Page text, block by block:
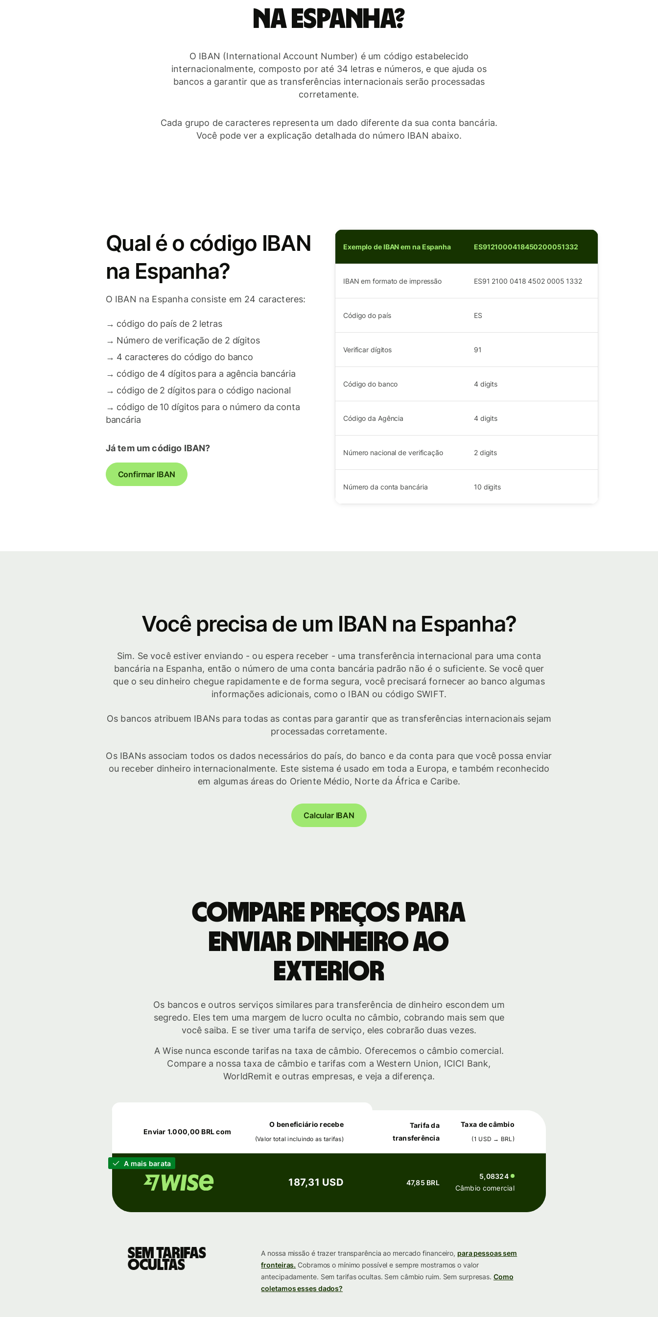
na Espanha?
O IBAN (International Account Number) é um código estabelecido
internacionalmente, composto por até 34 letras e números, e que ajuda os
bancos a garantir que as transferências internacionais serão processadas
corretamente.
Cada grupo de caracteres representa um dado diferente da sua conta bancária.
Você pode ver a explicação detalhada do número IBAN abaixo.
Qual é o código IBAN
na Espanha?
O IBAN na Espanha consiste em 24 caracteres:
→ código do país de 2 letras
→ Número de verificação de 2 dígitos
→ 4 caracteres do código do banco
→ código de 4 dígitos para a agência bancária
→ código de 2 dígitos para o código nacional
→ código de 10 dígitos para o número da conta
bancária
Já tem um código IBAN?
Confirmar IBAN
Exemplo de IBAN em na Espanha ES9121000418450200051332
IBAN em formato de impressão ES91 2100 0418 4502 0005 1332
Código do país ES
Verificar dígitos 91
Código do banco 4 digits
Código da Agência 4 digits
Número nacional de verificação 2 digits
Número da conta bancária 10 digits
Você precisa de um IBAN na Espanha?
Sim. Se você estiver enviando - ou espera receber - uma transferência internacional para uma conta
bancária na Espanha, então o número de uma conta bancária padrão não é o suficiente. Se você quer
que o seu dinheiro chegue rapidamente e de forma segura, você precisará fornecer ao banco algumas
informações adicionais, como o IBAN ou código SWIFT.
Os bancos atribuem IBANs para todas as contas para garantir que as transferências internacionais sejam
processadas corretamente.
Os IBANs associam todos os dados necessários do país, do banco e da conta para que você possa enviar
ou receber dinheiro internacionalmente. Este sistema é usado em toda a Europa, e também reconhecido
em algumas áreas do Oriente Médio, Norte da África e Caribe.
Calcular IBAN
Compare preços para
enviar dinheiro ao
exterior
Os bancos e outros serviços similares para transferência de dinheiro escondem um
segredo. Eles tem uma margem de lucro oculta no câmbio, cobrando mais sem que
você saiba. E se tiver uma tarifa de serviço, eles cobrarão duas vezes.
A Wise nunca esconde tarifas na taxa de câmbio. Oferecemos o câmbio comercial.
Compare a nossa taxa de câmbio e tarifas com a Western Union, ICICI Bank,
WorldRemit e outras empresas, e veja a diferença.
Enviar 1.000,00 BRL com
O beneficiário recebe
(Valor total incluindo as tarifas)
Tarifa da
transferência
Taxa de câmbio
(1 USD → BRL)
A mais barata
187,31 USD 47,85 BRL
5,08324
Câmbio comercial
Sem tarifas
ocultas
A nossa missão é trazer transparência ao mercado financeiro, para pessoas sem
fronteiras. Cobramos o mínimo possível e sempre mostramos o valor
antecipadamente. Sem tarifas ocultas. Sem câmbio ruim. Sem surpresas. Como
coletamos esses dados?